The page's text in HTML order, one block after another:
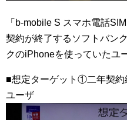
「b-mobile S スマホ電話
契約が終了するソフトバン
クのiPhoneを使っていたユ
■想定ターゲット①二年契約
ユーザ